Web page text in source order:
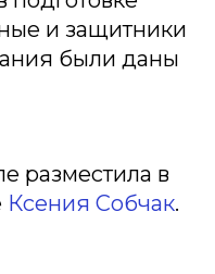
и защитники
были даны
разместила в
Ксения Собчак.